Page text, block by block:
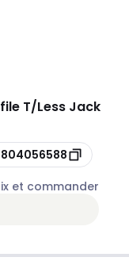
T/Less Jack
et commander